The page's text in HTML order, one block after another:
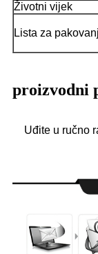
Životni vijek
Lista za
proizvodni
Uđite u ručno